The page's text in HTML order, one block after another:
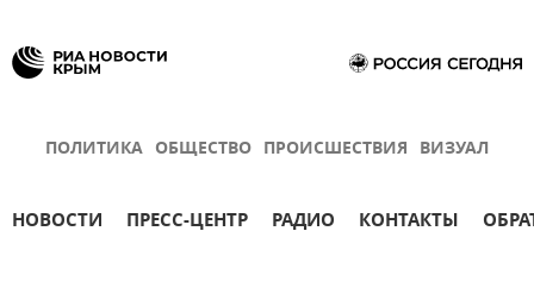
ПОЛИТИКА ОБЩЕСТВО ПРОИСШЕСТВИЯ ВИЗУАЛ
НОВОСТИ ПРЕСС-ЦЕНТР РАДИО КОНТАКТЫ